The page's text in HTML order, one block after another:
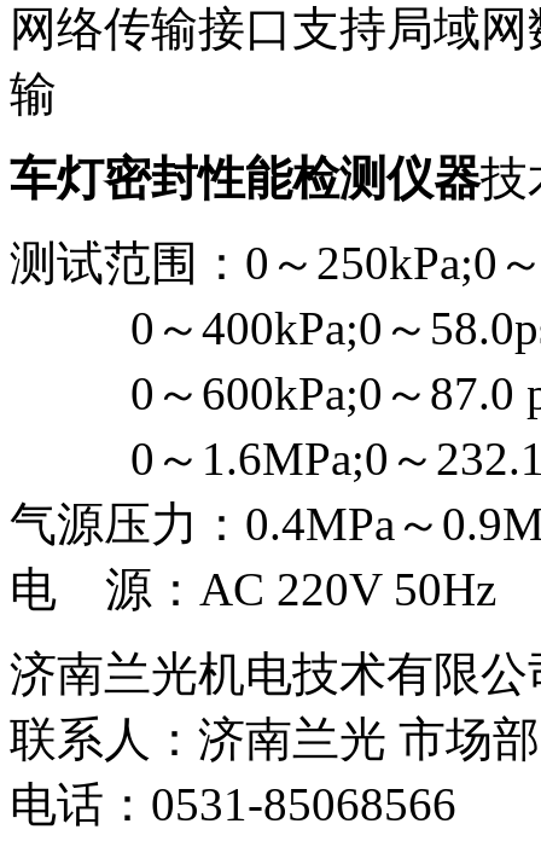
网络传输接口支持局域
输
车灯密封性能检测仪器技
测试范围：0～250kPa;0
0～400kPa;0～
0～600kPa;0～87.0
0～1.6MPa;0～
气源压力：0.4MPa～
电 源：AC 220V
济南兰光机电技术有限公
联系人：济南兰光 市场部
电话：0531-85068566